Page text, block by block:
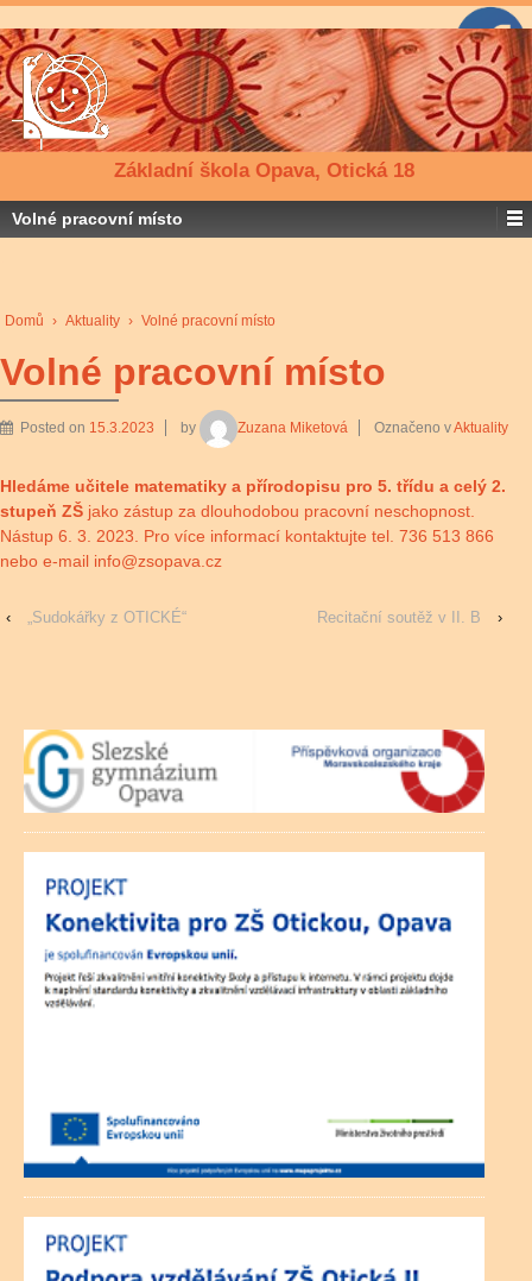
Základní škola Opava, Otická 18
Volné pracovní místo
Domů › Aktuality › Volné pracovní místo
Volné pracovní místo
Posted on 15.3.2023 by Zuzana Miketová Označeno vAktuality
Hledáme učitele matematiky a přírodopisu pro 5. třídu a celý 2.
stupeň ZŠ jako zástup za dlouhodobou pracovní neschopnost.
Nástup 6. 3. 2023. Pro více informací kontaktujte tel. 736 513 866
nebo e-mail info@zsopava.cz
‹ „Sudokářky z OTICKÉ“ Recitační soutěž v II. B ›